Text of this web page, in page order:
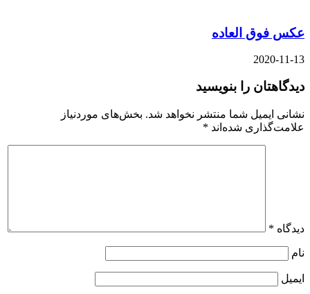
عکس فوق العاده
2020-11-13
دیدگاهتان را بنویسید
نشانی ایمیل شما منتشر نخواهد شد. بخش‌های موردنیاز
علامت‌گذاری شده‌اند *
دیدگاه *
نام
ایمیل